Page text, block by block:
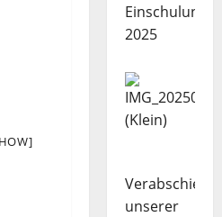
Einschulung
2025
unserer